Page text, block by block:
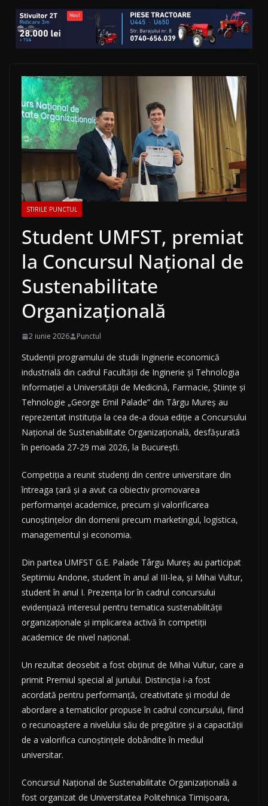
STIRILE PUNCTUL
Student UMFST, premiat
la Concursul Național de
Sustenabilitate
Organizațională
2 iunie 2026 Punctul
Studenții programului de studii Inginerie economică
industrială din cadrul Facultății de Inginerie și Tehnologia
Informației a Universității de Medicină, Farmacie, Științe și
Tehnologie „George Emil Palade” din Târgu Mureș au
reprezentat instituția la cea de-a doua ediție a Concursului
Național de Sustenabilitate Organizațională, desfășurată
în perioada 27-29 mai 2026, la București.
Competiția a reunit studenți din centre universitare din
întreaga țară și a avut ca obiectiv promovarea
performanței academice, precum și valorificarea
cunoștințelor din domenii precum marketingul, logistica,
managementul și economia.
Din partea UMFST G.E. Palade Târgu Mureș au participat
Septimiu Andone, student în anul al III-lea, și Mihai Vultur,
student în anul I. Prezența lor în cadrul concursului
evidențiază interesul pentru tematica sustenabilității
organizaționale și implicarea activă în competiții
academice de nivel național.
Un rezultat deosebit a fost obținut de Mihai Vultur, care a
primit Premiul special al juriului. Distincția i-a fost
acordată pentru performanță, creativitate și modul de
abordare a tematicilor propuse în cadrul concursului, fiind
o recunoaștere a nivelului său de pregătire și a capacității
de a valorifica cunoștințele dobândite în mediul
universitar.
Concursul Național de Sustenabilitate Organizațională a
fost organizat de Universitatea Politehnica Timișoara,